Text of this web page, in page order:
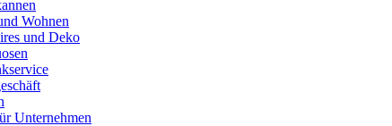
Wohnen
und Deko
Unternehmen